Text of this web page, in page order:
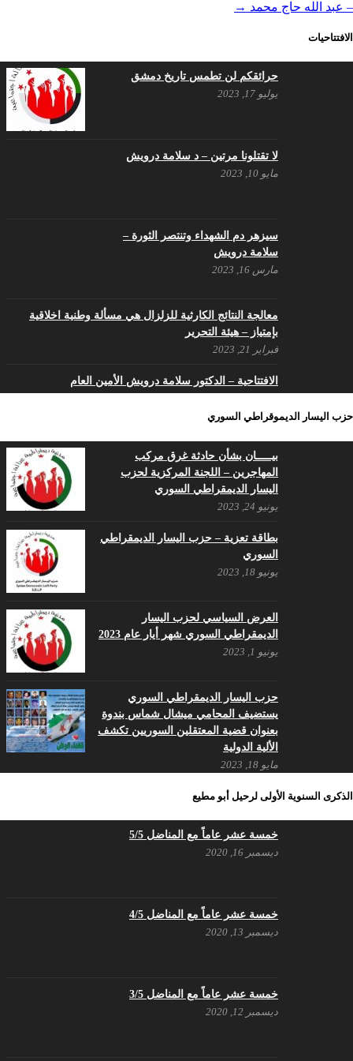
– عبد الله حاج محمد →
الافتتاحيات
حرائقكم لن تطمس تاريخ دمشق
يوليو 17, 2023
لا تقتلونا مرتين – د سلامة درويش
مايو 10, 2023
سيزهر دم الشهداء وتنتصر الثورة –
سلامة درويش
مارس 16, 2023
معالجة النتائج الكارثية للزلزال هي مسألة وطنية اخلاقية
بإمتياز – هيئة التحرير
فبراير 21, 2023
الافتتاحية – الدكتور سلامة درويش الأمين العام
مايو 29, 2022
مؤتمر بروكسل السادس كفاكم كذباً
مايو 15, 2022
اليسار السوري الوطني وصحيفته الرافد هي الحصن الأخير
مايو 8, 2022
والمنطقة
أبريل 25, 2022
في ذكرى تأسيس حزب اليسار الديمقراطي السوري
حزب اليسار الديموقراطي السوري
بيـــــان بشأن حادثة غرق مركب
المهاجرين – اللجنة المركزية لحزب
اليسار الديمقراطي السوري
يونيو 24, 2023
بطاقة تعزية – حزب اليسار الديمقراطي
السوري
يونيو 18, 2023
العرض السياسي لحزب اليسار
الديمقراطي السوري شهر أيار عام 2023
يونيو 1, 2023
حزب اليسار الديمقراطي السوري
يستضيف المحامي ميشال شماس بندوة
بعنوان قضية المعتقلين السوريين تكشف
الألية الدولية
مايو 18, 2023
بيـــــــــــان الشَرعية الَتي سَقَطَت بِدِماءِ
حزب اليسار الديمقراطي السوري
مايو 3, 2023
مايو 3, 2023
الذكرى السنوية الأولى لرحيل أبو مطيع
خمسة عشر عاماً مع المناضل 5/5
ديسمبر 16, 2020
خمسة عشر عاماً مع المناضل 4/5
ديسمبر 13, 2020
خمسة عشر عاماً مع المناضل 3/5
ديسمبر 12, 2020